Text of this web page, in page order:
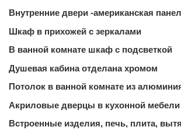
Внутренние двери -американская
Шкаф в прихожей с зеркалами
В ванной комнате шкаф с подсветкой
Душевая кабина отделана хромом
Потолок в ванной комнате из
Акриловые дверцы в кухонной мебели
Встроенные изделия, печь, плита,